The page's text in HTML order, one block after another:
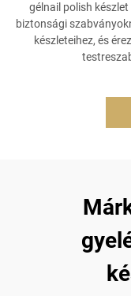
gélnail polish
biztonsági
készleteihez, és